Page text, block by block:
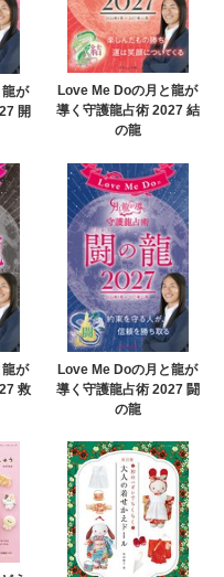
が
開
Love Me Doの月と龍が
導く守護龍占術 2027 結
の龍
が
救
Love Me Doの月と龍が
導く守護龍占術 2027 闘
の龍